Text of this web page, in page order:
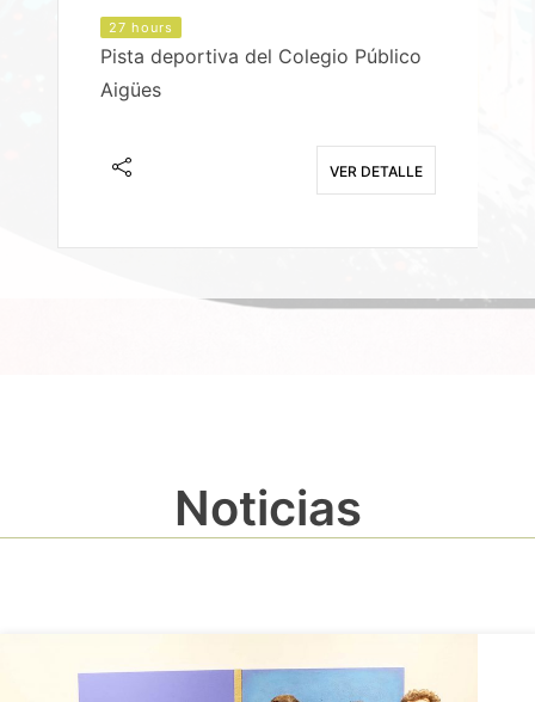
27 hours
Pista deportiva del Colegio Público
Aigües
VER DETALLE
Noticias